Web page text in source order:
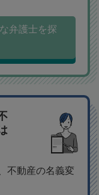
弁護士を探
不動産の名義変